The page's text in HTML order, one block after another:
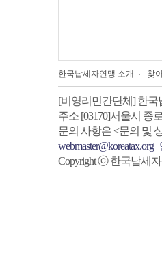
한국납세자연맹 소개 찾
[비영리민간단체] 한국
주소 [03170]서울시 종
문의 사항은 <문의 및
webmaster@koreatax.org|
Copyright ⓒ 한국납세자